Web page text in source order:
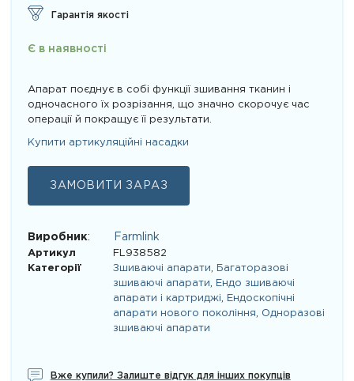
Гарантія якості
Є в наявності
Апарат поєднує в собі функції зшивання тканин і
одночасного їх розрізання, що значно скорочує час
операції й покращує її результати.
Купити артикуляційні насадки
ЗАМОВИТИ ЗАРАЗ
Виробник: Farmlink
Артикул
FL938582
Категорії
Зшиваючі апарати
Багаторазові
зшиваючі апарати
Ендо зшиваючі
апарати і картриджі
Ендоскопічні
апарати нового покоління
Одноразові
зшиваючі апарати
Вже купили? Залиште відгук для інших покупців